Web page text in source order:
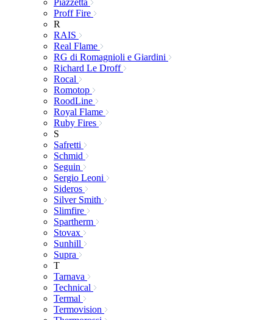
Proff Fire
R
RAIS
Real Flame
RG di Romagnioli e Giardini
Richard Le Droff
Rocal
Romotop
RoodLine
Royal Flame
Ruby Fires
S
Safretti
Schmid
Seguin
Sergio Leoni
Sideros
Silver Smith
Slimfire
Spartherm
Stovax
Sunhill
Supra
T
Tarnava
Technical
Termal
Termovision